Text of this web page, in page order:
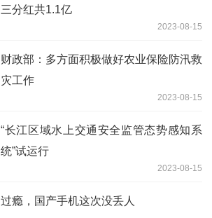
三分红共1.1亿
2023-08-15
财政部：多方面积极做好农业保险防汛救
灾工作
2023-08-15
“长江区域水上交通安全监管态势感知系
统”试运行
2023-08-15
过瘾，国产手机这次没丢人